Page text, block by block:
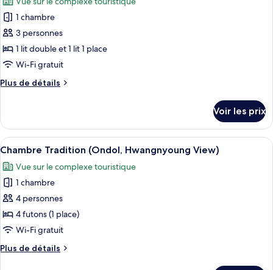
parc
(Ondol)
Chambre
avec
lits
jumeaux,
vue
parc
(Ondol)
les
photos
pour
ce
type
chambre :
avec
lits
jumeaux
(Ondol,
Road
View)
1 chambre
3 personnes
1 lit double et 1 lit 1 place
Wi-Fi gratuit
Plus de détails
Plus
le
type
de
Chambre
Tradition
avec
lits
jumeaux
(Ondol,
Road
View)
Voir les prix
Afficher
toutes
les
photos
pour
ce
type
chambre :
Une pièce dotée d’une grande
2
Chambre Tradition (Ondol, Hwangnyoung View)
Vue sur le complexe touristique
1 chambre
4 personnes
4 futons (1 place)
Wi-Fi gratuit
Plus de détails
Plus